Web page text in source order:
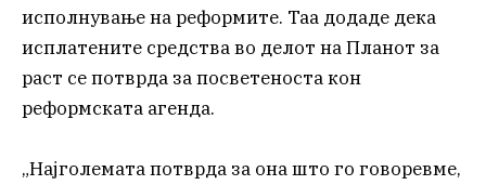
исполнување на реформите. Таа додаде дека
исплатените средства во делот на Планот за
раст се потврда за посветеноста кон
реформската агенда.
„Најголемата потврда за она што го говоревме,